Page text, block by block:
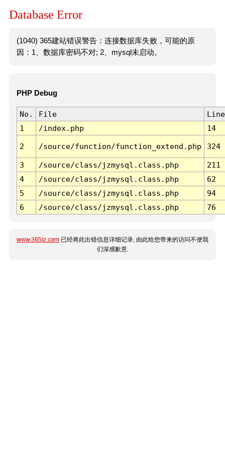
Database Error
(1040) 365建站错误警告：连接数据库失败，可能的原
因：1、数据库密码不对; 2、mysql未启动。
PHP Debug
No. File
Line
1
/index.php 14
2 /source/function/function_extend.php 324
3 /source/class/jzmysql.class.php
211
4
/source/class/jzmysql.class.php
62
5
/source/class/jzmysql.class.php
94
6
/source/class/jzmysql.class.php 76
www.365jz.com 已经将此出错信息详细记录, 由此给您带来的访问不便我
们深感歉意.